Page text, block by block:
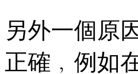
另外一個原
正確﹐例如